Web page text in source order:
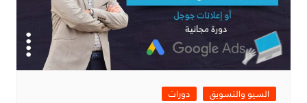
السيو والتسويق دورات